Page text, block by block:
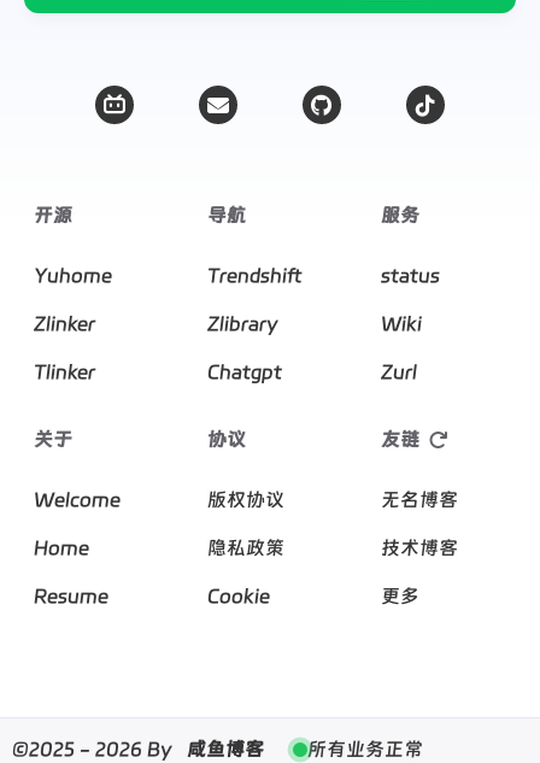
开源
Yuhome
Zlinker
Tlinker
导航
Trendshift
Zlibrary
Chatgpt
服务
status
Wiki
Zurl
关于
Welcome
Home
Resume
协议
版权协议
隐私政策
Cookie
友链
无名博客
技术博客
更多
©2025 - 2026 By 咸鱼博客 所有业务正常